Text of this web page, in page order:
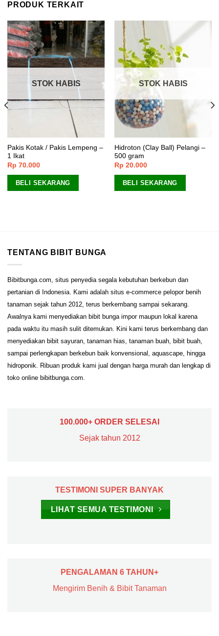
PRODUK TERKAIT
STOK HABIS
Pakis Kotak / Pakis Lempeng –
1 Ikat
Rp 70.000
BELI SEKARANG
STOK HABIS
Hidroton (Clay Ball) Pelangi –
500 gram
Rp 20.000
BELI SEKARANG
TENTANG BIBIT BUNGA
Bibitbunga.com, situs penyedia segala kebutuhan berkebun dan
pertanian di Indonesia. Kami adalah situs e-commerce pelopor benih
tanaman sejak tahun 2012, terus berkembang sampai sekarang.
Awalnya kami menyediakan bibit bunga impor maupun lokal karena
pada waktu itu masih sulit ditemukan. Kini kami terus berkembang dan
menyediakan bibit sayuran, tanaman hias, tanaman buah, bibit buah,
sampai perlengkapan berkebun baik konvensional, aquascape, hingga
hidroponik. Ribuan produk kami jual dengan harga murah dan lengkap di
toko online bibitbunga.com.
100.000+ ORDER SELESAI
Sejak tahun 2012
TESTIMONI SUPER BANYAK
LIHAT SEMUA TESTIMONI
PENGALAMAN 6 TAHUN+
Mengirim Benih & Bibit Tanaman